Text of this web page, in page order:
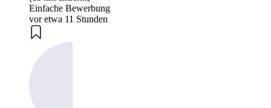
Einfache Bewerbung
vor etwa 11 Stunden